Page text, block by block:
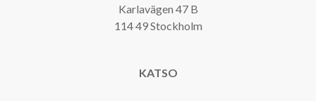
Karlavägen 47 B
114 49 Stockholm
KATSO